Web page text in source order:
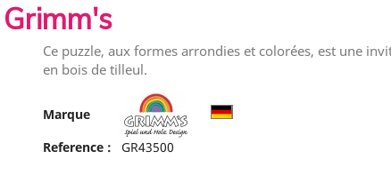
Ce puzzle, aux formes arrondies et colorées, est une
en bois de tilleul.
Marque
Reference :
GR43500